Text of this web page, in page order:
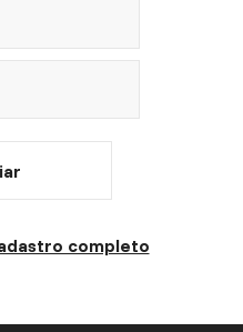
completo